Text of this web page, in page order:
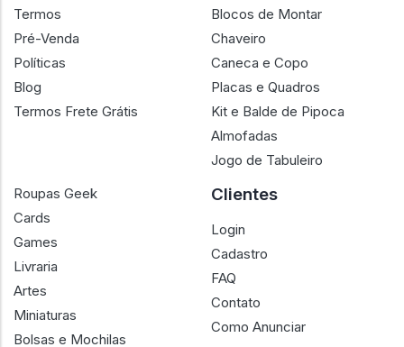
Termos
Pré-Venda
Políticas
Blog
Termos Frete Grátis
Blocos de Montar
Chaveiro
Caneca e Copo
Placas e Quadros
Kit e Balde de Pipoca
Almofadas
Jogo de Tabuleiro
Roupas Geek
Cards
Games
Livraria
Artes
Miniaturas
Bolsas e Mochilas
Clientes
Login
Cadastro
FAQ
Contato
Como Anunciar